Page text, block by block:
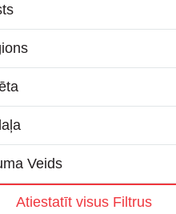
Veids
Atiestatīt visus Filtrus